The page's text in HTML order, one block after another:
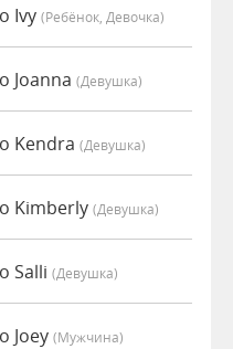
Ivy (Ребёнок, Девочка)
Joanna (девушка)
Kendra (девушка)
Kimberly (девушка)
Salli (девушка)
Joey (мужчина)